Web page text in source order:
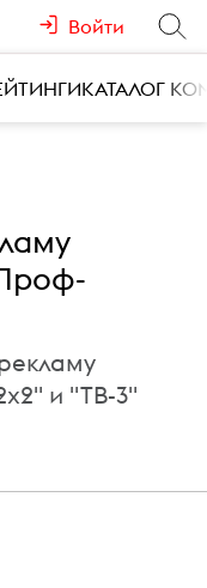
Войти
КАТАЛОГ
и "ТВ-3"